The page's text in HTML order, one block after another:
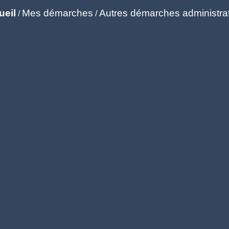
/ Mes démarches /Autres démarches